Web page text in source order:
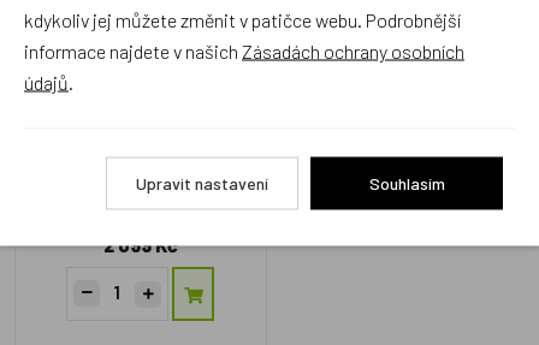
Doprava zdarma
2 099 Kč
kdykoliv jej můžete změnit v patičce webu. Podrobnější
informace najdete v našich Zásadách ochrany osobních
údajů
Upravit nastavení Souhlasím